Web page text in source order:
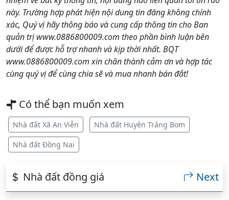
này. Trường hợp phát hiện nội dung tin đăng không chính
xác, Quý vị hãy thông báo và cung cấp thông tin cho Ban
quản trị www.0886800009.com theo phần bình luận bên
dưới để được hỗ trợ nhanh và kịp thời nhất. BQT
www.0886800009.com xin chân thành cảm ơn và hợp tác
cùng quý vị để cùng chia sẽ và mua nhanh bán đắt!
Có thể bạn muốn xem
Nhà đất Xã An Viễn Nhà đất Huyện Trảng Bom
Nhà đất Đồng Nai
Nhà đất đồng giá Next